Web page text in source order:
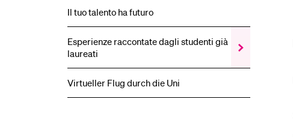
Il tuo talento ha futuro
Esperienze raccontate dagli studenti già
laureati
Show
Esperienze
Virtueller Flug durch die Uni